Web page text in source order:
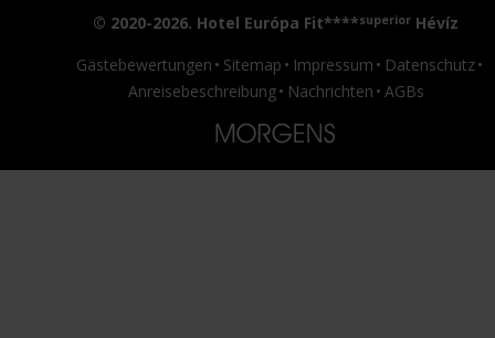
© 2020-2026. Hotel Európa Fit****superior Hévíz
Gästebewertungen
Sitemap Impressum
Datenschutz
Anreisebeschreibung
Nachrichten AGBs